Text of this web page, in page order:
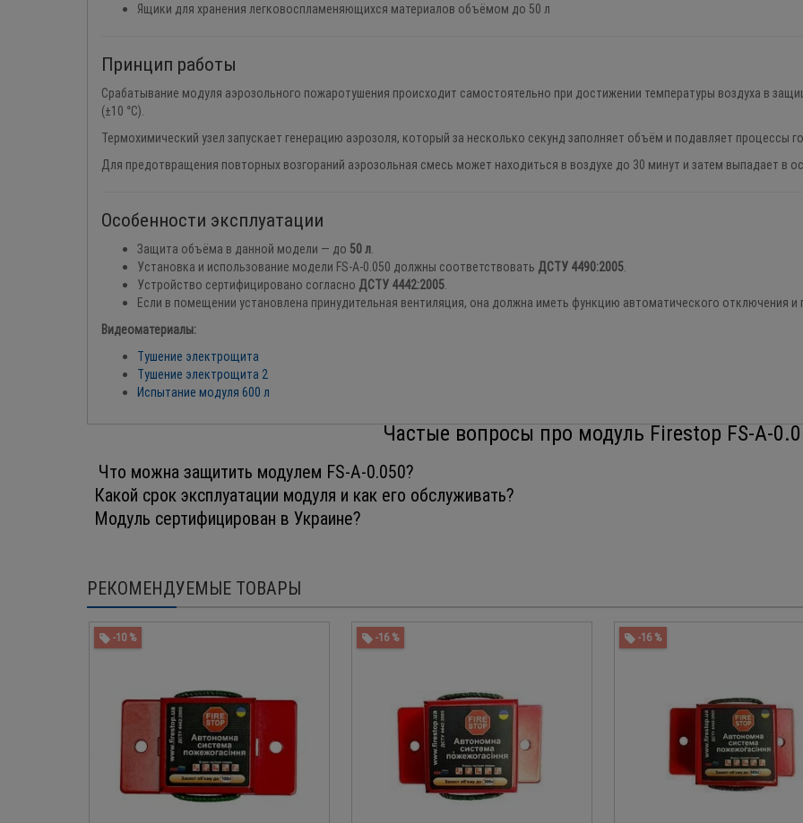
Ящики для хранения легковоспламеняющихся материалов объёмом до 50 л
Принцип работы
Срабатывание модуля аэрозольного пожаротушения происходит самостоятельно при достижении температуры воздуха в
(±10 °C).
Термохимический узел запускает генерацию аэрозоля, который за несколько секунд заполняет объём и подавляет процессы
Для предотвращения повторных возгораний аэрозольная смесь может находиться в воздухе до 30 минут и затем выпадает в
Особенности эксплуатации
Защита объёма в данной модели — до 50 л.
Установка и использование модели FS-A-0.050 должны соответствовать ДСТУ 4490:2005.
Устройство сертифицировано согласно ДСТУ 4442:2005.
Если в помещении установлена принудительная вентиляция, она должна иметь функцию автоматического отключения и
Видеоматериалы:
Тушение электрощита
Тушение электрощита 2
Испытание модуля 600 л
Частые вопросы про модуль Firestop FS-A-
Что можна защитить модулем FS-A-0.050?
Какой срок эксплуатации модуля и как его обслуживать?
Модуль сертифицирован в Украине?
РЕКОМЕНДУЕМЫЕ ТОВАРЫ
-10 % -16 % -16 %